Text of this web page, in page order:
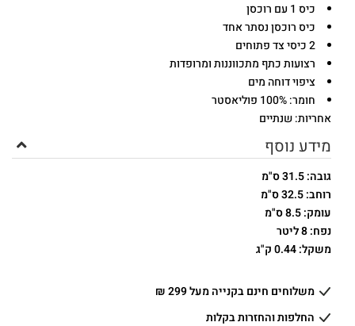
כיס 1 עם רוכסן
כיס רוכסן נסתר אחד
2 כיסי צד פתוחים
רצועות כתף מתכווננות ומרופדות
ציפוי דוחה מים
חומר: 100% פוליאסטר
אחריות: שנתיים
מידע נוסף
גובה: 31.5 ס"מ
רוחב: 32.5 ס"מ
עומק: 8.5 ס"מ
נפח: 8 ליטר
משקל: 0.44 ק"ג
משלוחים חינם בקנייה מעל 299 ₪
החלפות והחזרות בקלות